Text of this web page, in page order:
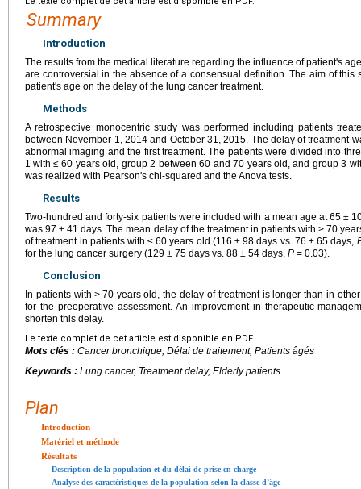
Summary
Introduction
The results from the medical literature regarding the influence of patient's
are controversial in the absence of a consensual definition. The aim of this
patient's age on the delay of the lung cancer treatment.
Methods
A retrospective monocentric study was performed including patients
between November 1, 2014 and October 31, 2015. The delay of treatment
abnormal imaging and the first treatment. The patients were divided into
1 with ≤ 60 years old, group 2 between 60 and 70 years old, and group 3
was realized with Pearson's chi-squared and the Anova tests.
Results
Two-hundred and forty-six patients were included with a mean age at 65 ±
was 97 ± 41 days. The mean delay of the treatment in patients with > 70
of treatment in patients with ≤ 60 years old (116 ± 98 days vs. 76 ± 65 days,
for the lung cancer surgery (129 ± 75 days vs. 88 ± 54 days, P = 0.03).
Conclusion
In patients with > 70 years old, the delay of treatment is longer than in
for the preoperative assessment. An improvement in therapeutic
shorten this delay.
Le texte complet de cet article est disponible en PDF.
Mots clés : Cancer bronchique, Délai de traitement, Patients âgés
Keywords : Lung cancer, Treatment delay, Elderly patients
Plan
Introduction
Matériel et méthode
Résultats
Description de la population et du délai de prise en charge
Analyse des caractéristiques de la population selon la classe d’âge